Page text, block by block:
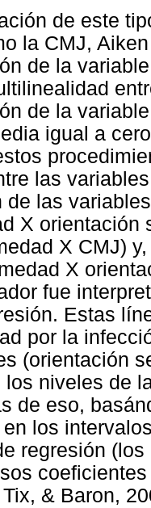
de este
la CMJ,
de la
de la
igual a
las
de las
X
X CMJ)
X
fue
Estas
por la
(orientación
los niveles de
de eso,
los
regresión
& Baron,